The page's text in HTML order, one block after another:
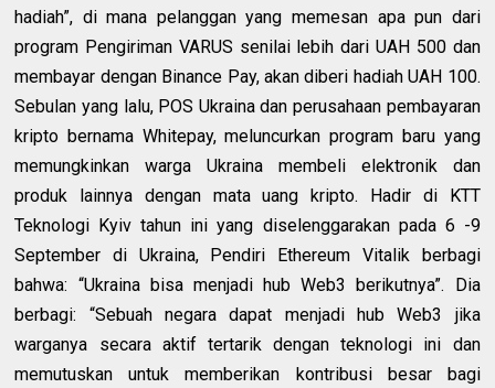
hadiah”, di mana pelanggan yang memesan apa pun dari
program Pengiriman VARUS senilai lebih dari UAH 500 dan
membayar dengan Binance Pay, akan diberi hadiah UAH 100.
Sebulan yang lalu, POS Ukraina dan perusahaan pembayaran
kripto bernama Whitepay, meluncurkan program baru yang
memungkinkan warga Ukraina membeli elektronik dan
produk lainnya dengan mata uang kripto. Hadir di KTT
Teknologi Kyiv tahun ini yang diselenggarakan pada 6 -9
September di Ukraina, Pendiri Ethereum Vitalik berbagi
bahwa: “Ukraina bisa menjadi hub Web3 berikutnya”. Dia
berbagi: “Sebuah negara dapat menjadi hub Web3 jika
warganya secara aktif tertarik dengan teknologi ini dan
memutuskan untuk memberikan kontribusi besar bagi